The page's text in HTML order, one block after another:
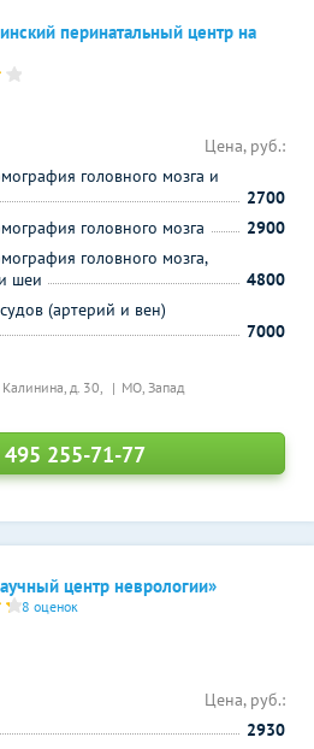
перинатальный центр на
д. 30, МО, Запад
Цена, руб.:
головного мозга и
2700
головного мозга
2900
головного мозга,
шеи
4800
(артерий и вен)
7000
495 255-71-77
центр неврологии»
8 оценок
Цена, руб.:
2930